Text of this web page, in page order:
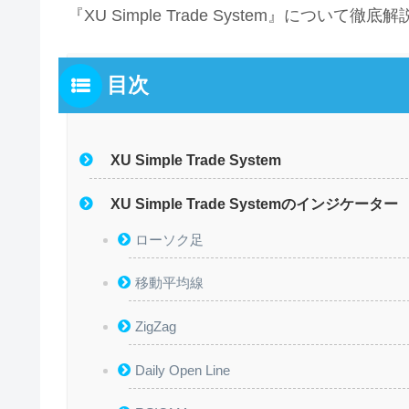
『XU Simple Trade System』について徹底解
目次
XU Simple Trade System
XU Simple Trade Systemのインジケーター
ローソク足
移動平均線
ZigZag
Daily Open Line